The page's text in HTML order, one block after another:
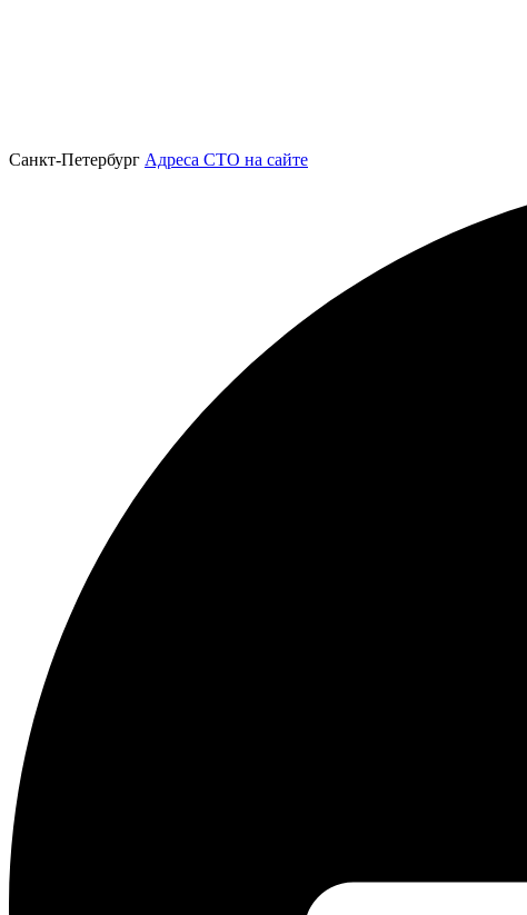
Санкт-Петербург Адреса СТО на сайте